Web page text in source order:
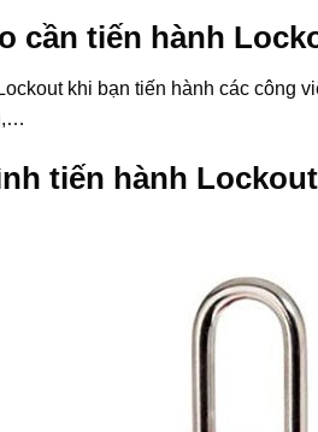
cần tiến hành
khi bạn tiến hành các công
tiến hành